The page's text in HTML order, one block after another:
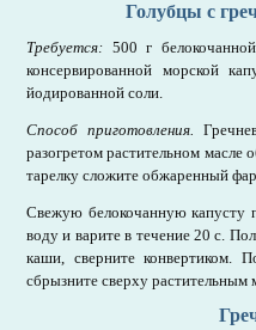
Голубцы с
Требуется: 500 г
консервированной морской
йодированной соли.
Способ приготовления.
разогретом растительном
тарелку сложите обжаренный
Свежую белокочанную капусту
воду и варите в течение 20 с.
каши, сверните конвертиком.
сбрызните сверху растительным